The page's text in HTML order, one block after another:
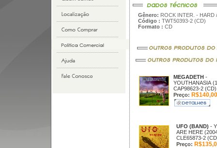
Gênero: ROCK INTER. - HARD
Código : TWT50393-2 (CD)
Formato : CD
MEGADETH -
YOUTHANASIA
CAP98623-2 (CD)
Preço: R$140,00
UFO (BAND) -
ARE HERE
CLE65873-2
Preço: